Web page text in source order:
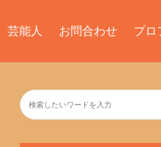
芸能人 お問合わせ プロ